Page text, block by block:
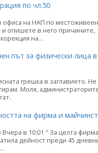
по чл.50
офиса на НАП по
и опишете в него причините,
на...
път за физически лица в
грешка в заглавието. Не
Моля,
на фирма и
Вчера в 10:01 " За целта
дейност преди 45